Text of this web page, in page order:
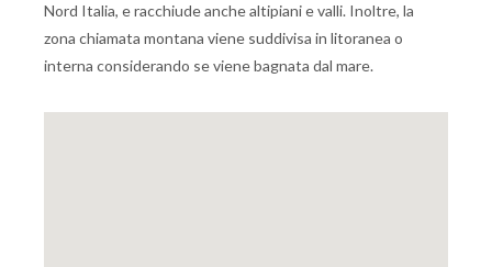
Nord Italia, e racchiude anche altipiani e valli. Inoltre, la
zona chiamata montana viene suddivisa in litoranea o
interna considerando se viene bagnata dal mare.